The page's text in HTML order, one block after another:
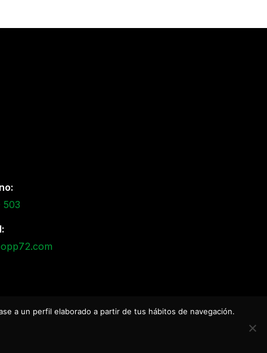
a un perfil elaborado a partir de tus hábitos de navegación.